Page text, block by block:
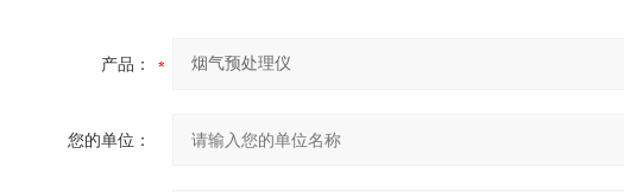
产品：
您的单位：